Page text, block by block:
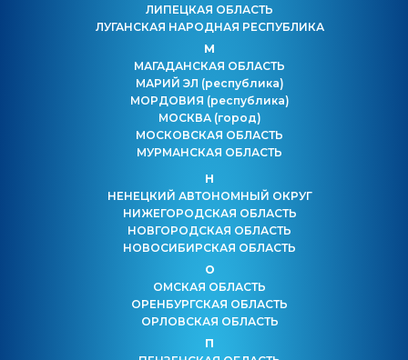
ЛИПЕЦКАЯ ОБЛАСТЬ
ЛУГАНСКАЯ НАРОДНАЯ РЕСПУБЛИКА
М
МАГАДАНСКАЯ ОБЛАСТЬ
МАРИЙ ЭЛ (республика)
МОРДОВИЯ (республика)
МОСКВА (город)
МОСКОВСКАЯ ОБЛАСТЬ
МУРМАНСКАЯ ОБЛАСТЬ
Н
НЕНЕЦКИЙ АВТОНОМНЫЙ ОКРУГ
НИЖЕГОРОДСКАЯ ОБЛАСТЬ
НОВГОРОДСКАЯ ОБЛАСТЬ
НОВОСИБИРСКАЯ ОБЛАСТЬ
О
ОМСКАЯ ОБЛАСТЬ
ОРЕНБУРГСКАЯ ОБЛАСТЬ
ОРЛОВСКАЯ ОБЛАСТЬ
П